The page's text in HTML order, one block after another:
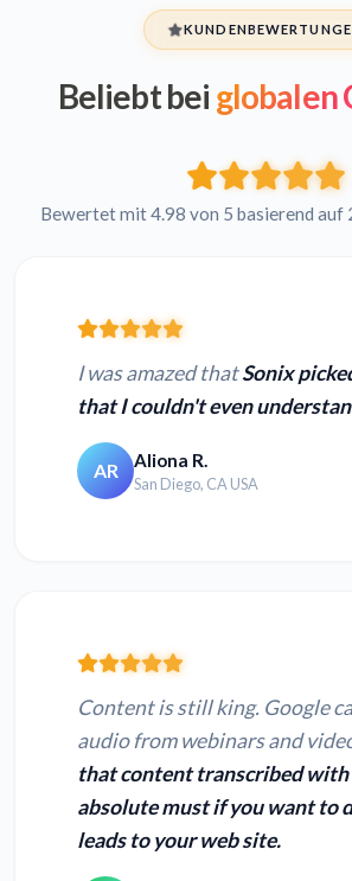
Beliebt bei globalen
Bewertet mit 4.98 von 5 basierend auf
I was amazed thatSonix
that I couldn't even
AR Aliona R.
San Diego, CA USA
Content is still king. Google
audio from webinars and
that content transcribed with
absolute must if you want to
leads to your web site.